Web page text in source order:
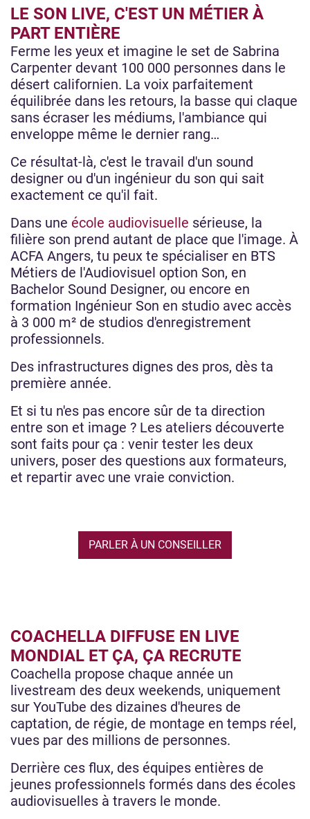
LE SON LIVE, C'EST UN MÉTIER À
PART ENTIÈRE
Ferme les yeux et imagine le set de Sabrina
Carpenter devant 100 000 personnes dans le
désert californien. La voix parfaitement
équilibrée dans les retours, la basse qui claque
sans écraser les médiums, l'ambiance qui
enveloppe même le dernier rang…
Ce résultat-là, c'est le travail d'un sound
designer ou d'un ingénieur du son qui sait
exactement ce qu'il fait.
Dans une école audiovisuelle sérieuse, la
filière son prend autant de place que l'image. À
ACFA Angers, tu peux te spécialiser en BTS
Métiers de l'Audiovisuel option Son, en
Bachelor Sound Designer, ou encore en
formation Ingénieur Son en studio avec accès
à 3 000 m² de studios d'enregistrement
professionnels.
Des infrastructures dignes des pros, dès ta
première année.
Et si tu n'es pas encore sûr de ta direction
entre son et image ? Les ateliers découverte
sont faits pour ça : venir tester les deux
univers, poser des questions aux formateurs,
et repartir avec une vraie conviction.
PARLER À UN CONSEILLER
COACHELLA DIFFUSE EN LIVE
MONDIAL ET ÇA, ÇA RECRUTE
Coachella propose chaque année un
livestream des deux weekends, uniquement
sur YouTube des dizaines d'heures de
captation, de régie, de montage en temps réel,
vues par des millions de personnes.
Derrière ces flux, des équipes entières de
jeunes professionnels formés dans des écoles
audiovisuelles à travers le monde.